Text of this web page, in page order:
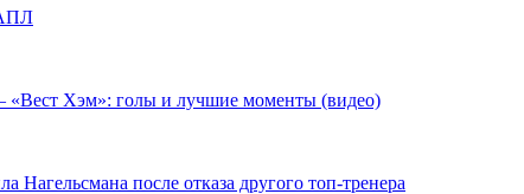
«Вест Хэм»: голы и лучшие моменты (видео)
Нагельсмана после отказа другого топ-тренера